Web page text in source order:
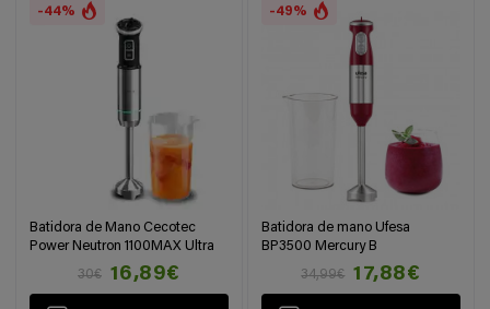
-44%
Batidora de Mano Cecotec
Power Neutron 1100MAX Ultra
30€
16,89€
-49%
Batidora de mano Ufesa
BP3500 Mercury B
34,99€
17,88€